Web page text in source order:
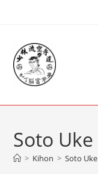
Soto Uke
> Kihon > Soto Uke